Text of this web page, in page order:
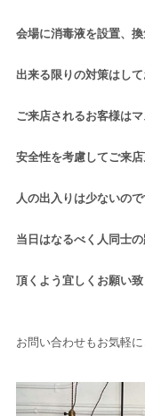
会場に消毒液を設置、
出来る限りの対策はして
ご来店されるお客様は
安全性を考慮してご来店
人の出入りは少ないの
当日はなるべく人同士
頂くよう宜しくお願い致
お問い合わせもお気軽に